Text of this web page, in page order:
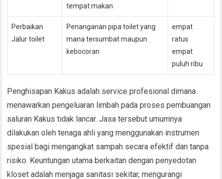
tempat makan
Perbaikan
Jalur toilet
Penanganan pipa toilet yang
mana tersumbat maupun
kebocoran
empat
ratus
empat
puluh ribu
Penghisapan Kakus adalah service profesional dimana
menawarkan pengeluaran limbah pada proses pembuangan
saluran Kakus tidak lancar. Jasa tersebut umumnya
dilakukan oleh tenaga ahli yang menggunakan instrumen
spesial bagi mengangkat sampah secara efektif dan tanpa
risiko. Keuntungan utama berkaitan dengan penyedotan
kloset adalah menjaga sanitasi sekitar, mengurangi